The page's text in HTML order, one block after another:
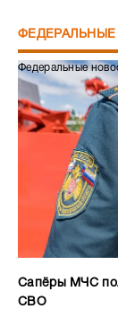
Федеральные
Сапёры МЧС
СВО